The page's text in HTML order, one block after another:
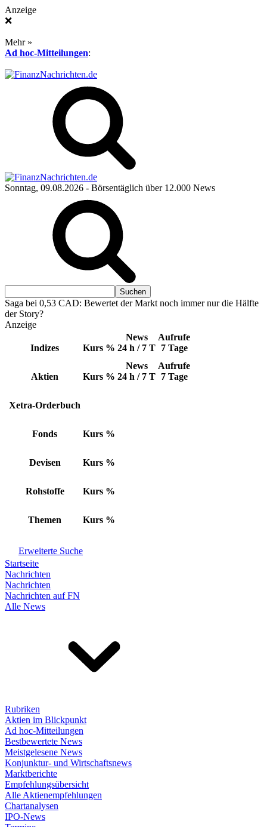
Anzeige
❌
Mehr »
Ad hoc-Mitteilungen:
Sonntag, 09.08.2026 - Börsentäglich über 12.000 News
Saga bei 0,53 CAD: Bewertet der Markt noch immer nur die Hälfte
der Story?
Anzeige
Indizes Kurs %
News
24 h / 7 T
Aufrufe
7 Tage
Aktien Kurs %
News
24 h / 7 T
Aufrufe
7 Tage
Xetra-Orderbuch
Fonds Kurs %
Devisen Kurs %
Rohstoffe Kurs %
Themen Kurs %
Erweiterte Suche
Startseite
Nachrichten
Nachrichten
Nachrichten auf FN
Alle News
Rubriken
Aktien im Blickpunkt
Ad hoc-Mitteilungen
Bestbewertete News
Meistgelesene News
Konjunktur- und Wirtschaftsnews
Marktberichte
Empfehlungsübersicht
Alle Aktienempfehlungen
Chartanalysen
IPO-News